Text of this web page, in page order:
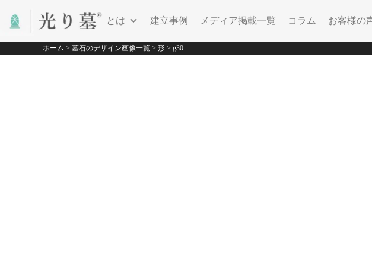
光り墓とは 建立事例 メディア掲載一覧 コラム お客様の
ホーム > 墓石のデザイン画像一覧 > 形 > g30